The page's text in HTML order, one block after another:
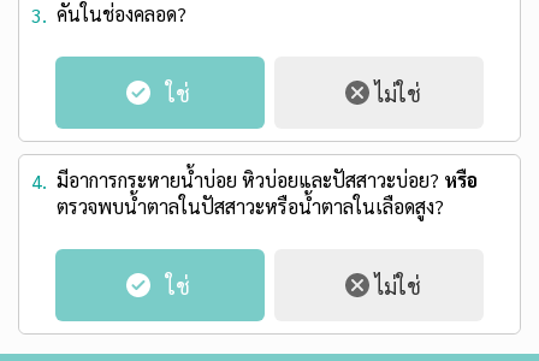
3. คันในช่องคลอด?
4. มีอาการกระหายน้ำบ่อย หิวบ่อยและปัสสาวะบ่อย? หรือ
ตรวจพบน้ำตาลในปัสสาวะหรือน้ำตาลในเลือดสูง?